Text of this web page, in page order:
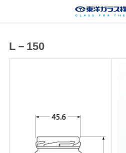
会社案内 Corporate Outline
L－150